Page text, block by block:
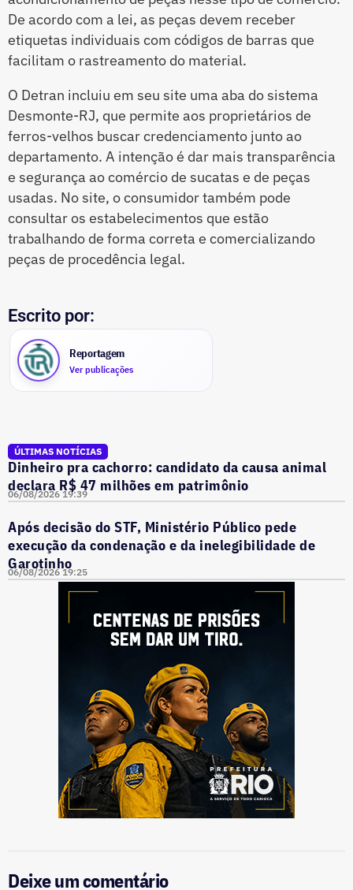
De acordo com a lei, as peças devem receber
etiquetas individuais com códigos de barras que
facilitam o rastreamento do material.
O Detran incluiu em seu site uma aba do sistema
Desmonte-RJ, que permite aos proprietários de
ferros-velhos buscar credenciamento junto ao
departamento. A intenção é dar mais transparência
e segurança ao comércio de sucatas e de peças
usadas. No site, o consumidor também pode
consultar os estabelecimentos que estão
trabalhando de forma correta e comercializando
peças de procedência legal.
Escrito por:
Reportagem
Ver publicações
ÚLTIMAS NOTÍCIAS
Dinheiro pra cachorro: candidato da causa animal
declara R$ 47 milhões em patrimônio
06/08/2026 19:39
Após decisão do STF, Ministério Público pede
execução da condenação e da inelegibilidade de
Garotinho
06/08/2026 19:25
Deixe um comentário